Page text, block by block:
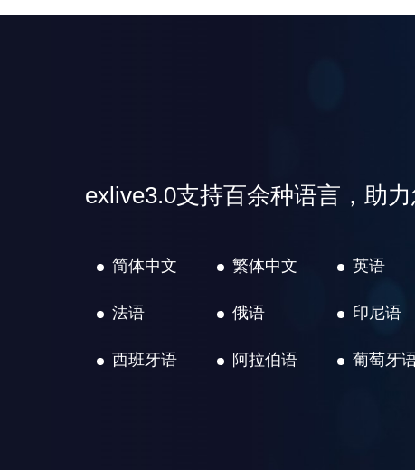
exlive3.0支持百余种语言，助
简体中文 繁体中文 英语
法语 俄语 印尼语
西班牙语 阿拉伯语 葡萄牙